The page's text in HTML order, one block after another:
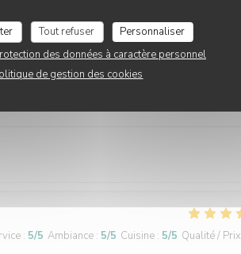
Tout refuser
Personnaliser
des données à caractère personnel
de gestion des cookies
: 5/5 Ambiance : 5/5 Cuisine : 5/5 Qualité / Prix